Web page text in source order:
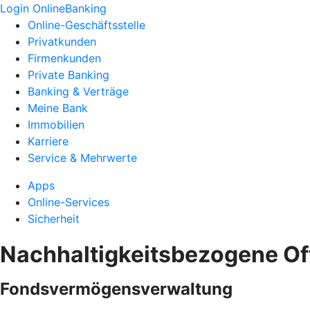
Login OnlineBanking
Online-Geschäftsstelle
Privatkunden
Firmenkunden
Private Banking
Banking & Verträge
Meine Bank
Immobilien
Karriere
Service & Mehrwerte
Apps
Online-Services
Sicherheit
Nachhaltigkeitsbezogene
Fondsvermögensverwaltung